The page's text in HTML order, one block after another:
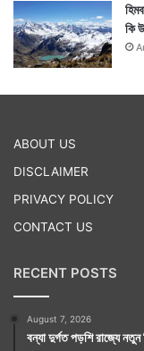
কি
ABOUT US
DISCLAIMER
PRIVACY POLICY
CONTACT US
RECENT POSTS
August 7, 2026
বন্যা দুর্গত পড়শি রাজ্যে নতুন